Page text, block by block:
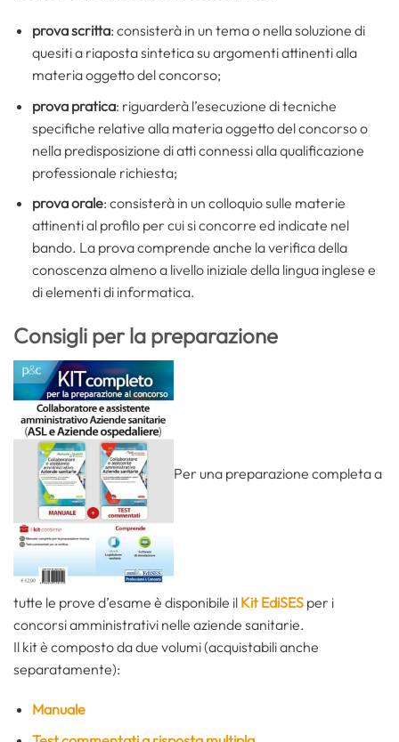
prova scritta: consisterà in un tema o nella soluzione di
quesiti a riaposta sintetica su argomenti attinenti alla
materia oggetto del concorso;
prova pratica: riguarderà l’esecuzione di tecniche
specifiche relative alla materia oggetto del concorso o
nella predisposizione di atti connessi alla qualificazione
professionale richiesta;
prova orale: consisterà in un colloquio sulle materie
attinenti al profilo per cui si concorre ed indicate nel
bando. La prova comprende anche la verifica della
conoscenza almeno a livello iniziale della lingua inglese e
di elementi di informatica.
Consigli per la preparazione
Per una preparazione completa a
tutte le prove d’esame è disponibile il Kit EdiSES per i
concorsi amministrativi nelle aziende sanitarie.
Il kit è composto da due volumi (acquistabili anche
separatamente):
Manuale